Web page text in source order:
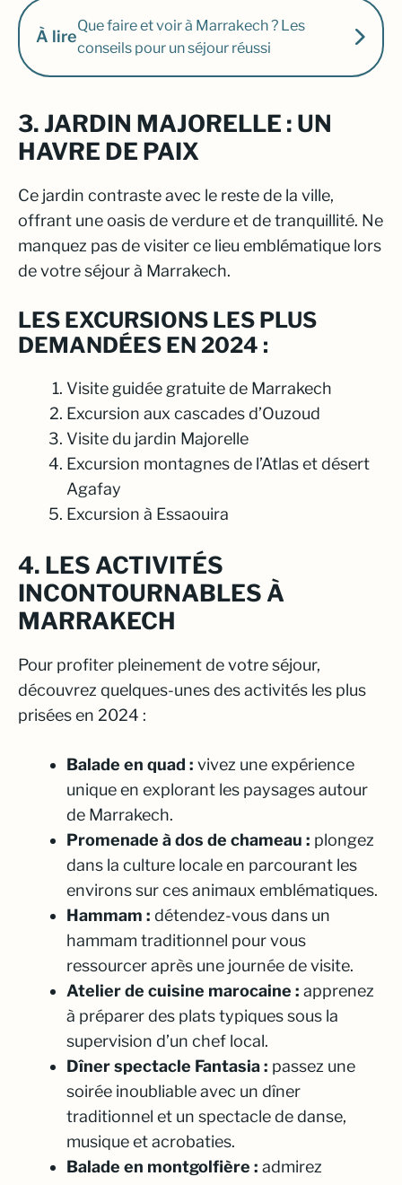
À lire
Que faire et voir à Marrakech ? Les
conseils pour un séjour réussi
3. JARDIN MAJORELLE : UN
HAVRE DE PAIX
Ce jardin contraste avec le reste de la ville,
offrant une oasis de verdure et de tranquillité. Ne
manquez pas de visiter ce lieu emblématique lors
de votre séjour à Marrakech.
LES EXCURSIONS LES PLUS
DEMANDÉES EN 2024 :
Visite guidée gratuite de Marrakech
Excursion aux cascades d’Ouzoud
Visite du jardin Majorelle
Excursion montagnes de l’Atlas et désert
Agafay
Excursion à Essaouira
4. LES ACTIVITÉS
INCONTOURNABLES À
MARRAKECH
Pour profiter pleinement de votre séjour,
découvrez quelques-unes des activités les plus
prisées en 2024 :
Balade en quad : vivez une expérience
unique en explorant les paysages autour
de Marrakech.
Promenade à dos de chameau : plongez
dans la culture locale en parcourant les
environs sur ces animaux emblématiques.
Hammam : détendez-vous dans un
hammam traditionnel pour vous
ressourcer après une journée de visite.
Atelier de cuisine marocaine : apprenez
à préparer des plats typiques sous la
supervision d’un chef local.
Dîner spectacle Fantasia : passez une
soirée inoubliable avec un dîner
traditionnel et un spectacle de danse,
musique et acrobaties.
Balade en montgolfière : admirez